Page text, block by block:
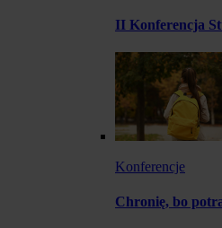
II Konferencja
Konferencje
Chronię, bo